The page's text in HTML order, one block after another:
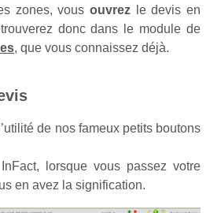
zones, vous ouvrezle devis en
donc dans le module de
, que vous connaissez déjà.
de nos fameux petits boutons
lorsque vous passez votre
en avez la signification.